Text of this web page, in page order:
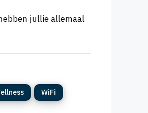
jullie allemaal
WiFi